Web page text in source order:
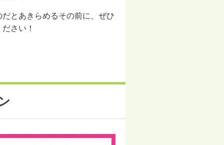
とあきらめるその前に、ぜひ
さい！